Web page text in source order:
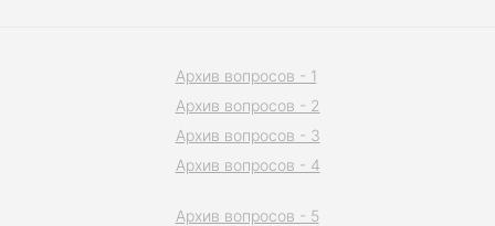
Архив вопросов - 1
Архив вопросов - 2
Архив вопросов - 3
Архив вопросов - 4
Архив вопросов - 5